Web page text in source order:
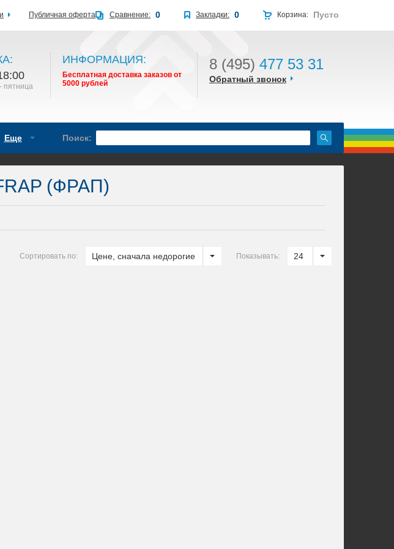
пятница
ИНФОРМАЦИЯ:
Бесплатная доставка заказов от
5000 рублей
8 (495) 477 53 31
Обратный звонок
Еще Поиск:
(ФРАП)
Показывать: 24
Сортировать по: Цене, сначала недорогие
Публичная оферта Корзина: Пусто
Закладки: 0
Сравнение: 0